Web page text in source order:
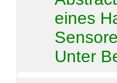
eines
Unter